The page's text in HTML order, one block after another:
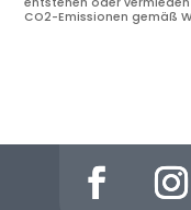
CO2-Emissionen gemäß